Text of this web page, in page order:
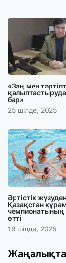
«Заң мен
бар»
25 шілде, 2025
Әртістік жүзуден
Қазақстан
чемпионатының
өтті
19 шілде, 2025